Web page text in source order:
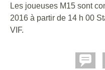
Les joueuses M15 sont
2016 à partir de 14 h 00
VIF.